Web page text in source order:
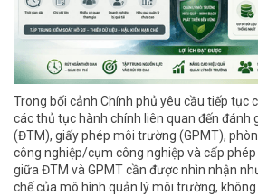
Trong bối cảnh Chính phủ yêu cầu tiếp tục
các thủ tục hành chính liên quan đến đánh
(ĐTM), giấy phép môi trường (GPMT),
công nghiệp/cụm công nghiệp và cấp
giữa ĐTM và GPMT cần được nhìn nhận
chế của mô hình quản lý môi trường,